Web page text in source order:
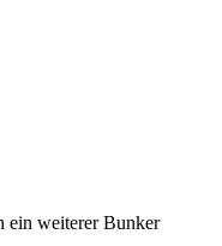
ein weiterer Bunker